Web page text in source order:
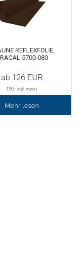
REFLEXFOLIE,
5700-080
ab 126EUR
150 ,- inkl. mwst
Mehr lesen